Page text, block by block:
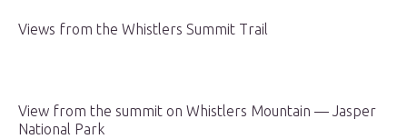
Views from the Whistlers Summit Trail
View from the summit on Whistlers Mountain — Jasper
National Park